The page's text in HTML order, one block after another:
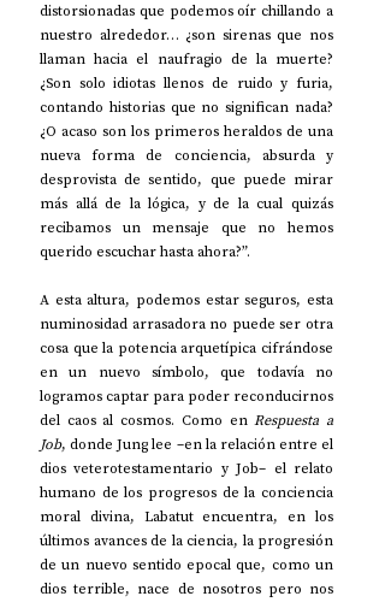
distorsionadas que podemos oír chillando a
nuestro alrededor… ¿son sirenas que nos
llaman hacia el naufragio de la muerte?
¿Son solo idiotas llenos de ruido y furia,
contando historias que no significan nada?
¿O acaso son los primeros heraldos de una
nueva forma de conciencia, absurda y
desprovista de sentido, que puede mirar
más allá de la lógica, y de la cual quizás
recibamos un mensaje que no hemos
querido escuchar hasta ahora?”.
A esta altura, podemos estar seguros, esta
numinosidad arrasadora no puede ser otra
cosa que la potencia arquetípica cifrándose
en un nuevo símbolo, que todavía no
logramos captar para poder reconducirnos
del caos al cosmos. Como en Respuesta a
Job, donde Jung lee –en la relación entre el
dios veterotestamentario y Job– el relato
humano de los progresos de la conciencia
moral divina, Labatut encuentra, en los
últimos avances de la ciencia, la progresión
de un nuevo sentido epocal que, como un
dios terrible, nace de nosotros pero nos